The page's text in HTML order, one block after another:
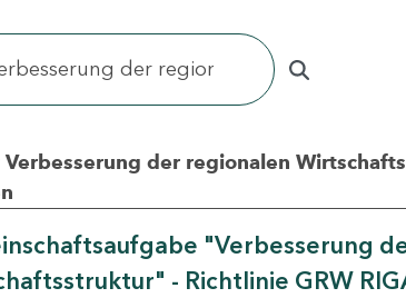
Verbesserung der regionalen
"Verbesserung
- Richtlinie GRW